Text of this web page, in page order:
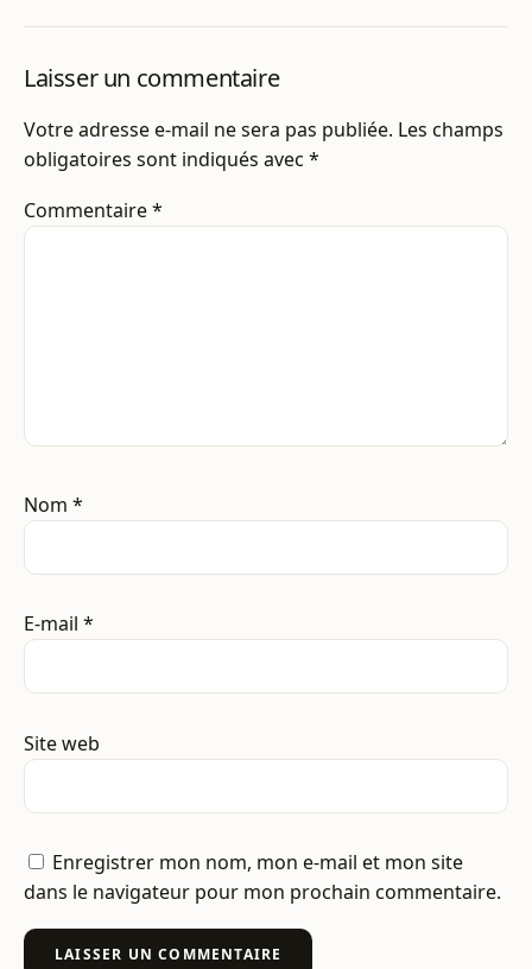
Laisser un commentaire
Votre adresse e-mail ne sera pas publiée. Les champs
obligatoires sont indiqués avec *
Commentaire*
Nom *
E-mail *
Site web
Enregistrer mon nom, mon e-mail et mon site
dans le navigateur pour mon prochain commentaire.